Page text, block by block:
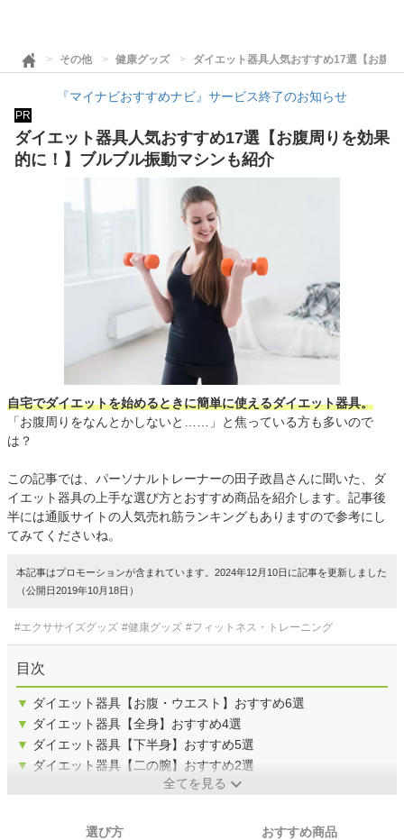
その他 健康グッズ ダイエット器具人気おすすめ17選【お腹
『マイナビおすすめナビ』サービス終了のお知らせ
PR
ダイエット器具人気おすすめ17選【お腹周りを効果
的に！】ブルブル振動マシンも紹介
自宅でダイエットを始めるときに簡単に使えるダイエット器具。
「お腹周りをなんとかしないと……」と焦っている方も多いので
は？
この記事では、パーソナルトレーナーの田子政昌さんに聞いた、ダ
イエット器具の上手な選び方とおすすめ商品を紹介します。記事後
半には通販サイトの人気売れ筋ランキングもありますので参考にし
てみてくださいね。
本記事はプロモーションが含まれています。2024年12月10日に記事を更新しました
（公開日2019年10月18日）
#エクササイズグッズ #健康グッズ #フィットネス・トレーニング
目次
▼ ダイエット器具【お腹・ウエスト】おすすめ6選
▼ ダイエット器具【全身】おすすめ4選
▼ ダイエット器具【下半身】おすすめ5選
▼ ダイエット器具【二の腕】おすすめ2選
全てを見る
選び方 おすすめ商品